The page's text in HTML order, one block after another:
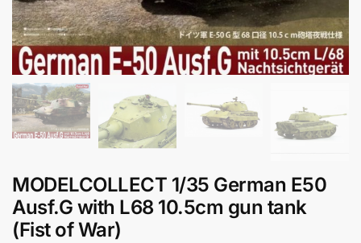
MODELCOLLECT 1/35 German E50
Ausf.G with L68 10.5cm gun tank
(Fist of War)